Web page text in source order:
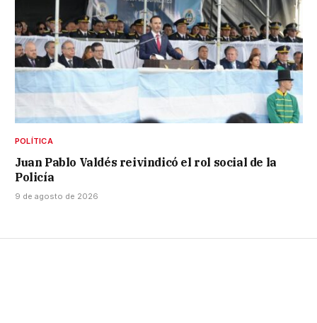
POLÍTICA
Juan Pablo Valdés reivindicó el rol social de la
Policía
9 de agosto de 2026